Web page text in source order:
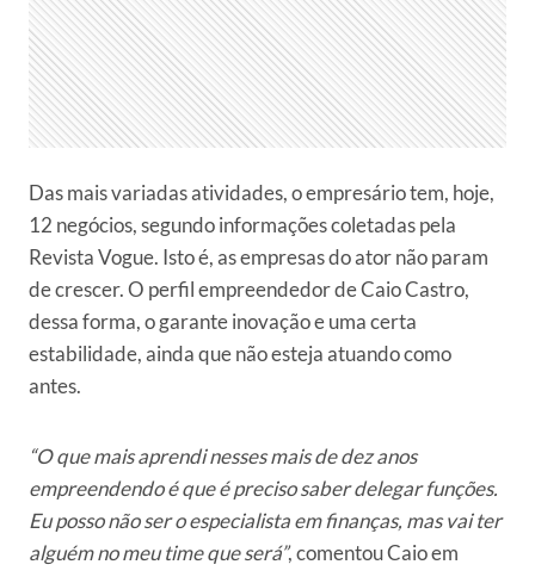
Das mais variadas atividades, o empresário tem, hoje,
12 negócios, segundo informações coletadas pela
Revista Vogue. Isto é, as empresas do ator não param
de crescer. O perfil empreendedor de Caio Castro,
dessa forma, o garante inovação e uma certa
estabilidade, ainda que não esteja atuando como
antes.
“O que mais aprendi nesses mais de dez anos
empreendendo é que é preciso saber delegar funções.
Eu posso não ser o especialista em finanças, mas vai ter
alguém no meu time que será”, comentou Caio em